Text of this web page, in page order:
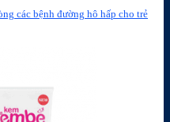
các bệnh đường hô hấp cho trẻ